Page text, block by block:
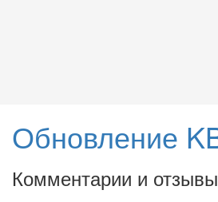
Комментарии и отзывы